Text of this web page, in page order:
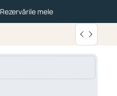
Rezervările mele